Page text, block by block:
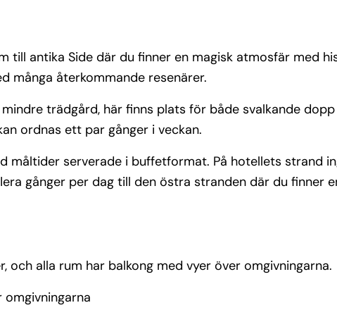
till antika Side där du finner en magisk atmosfär med
många återkommande resenärer.
trädgård, här finns plats för både svalkande
ordnas ett par gånger i veckan.
måltider serverade i buffetformat. På hotellets strand
gånger per dag till den östra stranden där du finner
och alla rum har balkong med vyer över omgivningarna.
omgivningarna